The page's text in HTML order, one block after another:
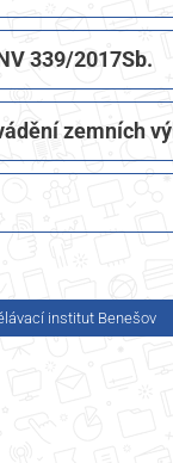
339/2017Sb.
zemních
institut Benešov